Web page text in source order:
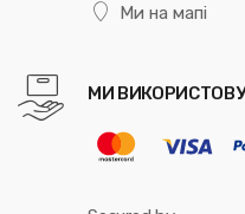
Ми на мапі
МИ